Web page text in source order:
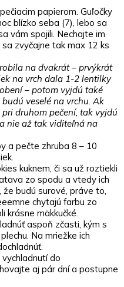
papierom. Guľočky
blízko seba (7), lebo sa
vám spojili. Nechajte im
zvyčajne tak max 12 ks
na dvakrát – prvýkrát
na vrch dala 1-2 lentilky
– potom vyjdú také
veselé na vrchu. Ak
druhom pečení, tak vyjdú
nie až tak viditeľná na
a pečte zhruba 8 – 10
kuknem, či sa už roztiekli
zo spodu a vtedy ich
budú surové, práve to,
chytajú farbu zo
krásne mäkkučké.
aspoň zčasti, kým s
Na mriežke ich
do
aj pár dní a postupne